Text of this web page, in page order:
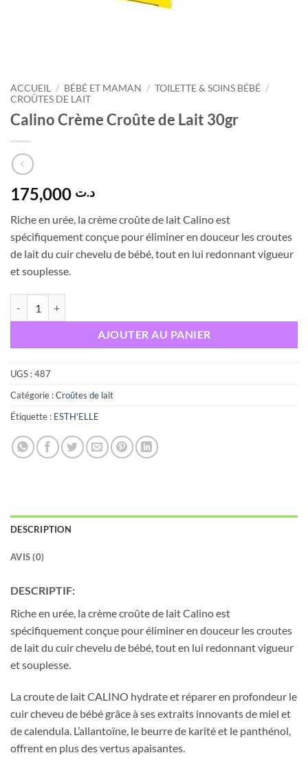
ACCUEIL / BÉBÉ ET MAMAN / TOILETTE & SOINS BÉBÉ /
CROÛTES DE LAIT
Calino Crème Croûte de Lait 30gr
د.ت
Riche en urée, la crème croûte de lait Calino est
spécifiquement conçue pour éliminer en douceur les croutes
de lait du cuir chevelu de bébé, tout en lui redonnant vigueur
et souplesse.
AJOUTER AU PANIER
UGS :487
Catégorie :Croûtes de lait
Étiquette : ESTH'ELLE
DESCRIPTION
AVIS (0)
DESCRIPTIF:
Riche en urée, la crème croûte de lait Calino est
spécifiquement conçue pour éliminer en douceur les croutes
de lait du cuir chevelu de bébé, tout en lui redonnant vigueur
et souplesse.
La croute de lait CALINO hydrate et réparer en profondeur le
cuir cheveu de bébé grâce à ses extraits innovants de miel et
de calendula. L’allantoïne, le beurre de karité et le panthénol,
offrent en plus des vertus apaisantes.